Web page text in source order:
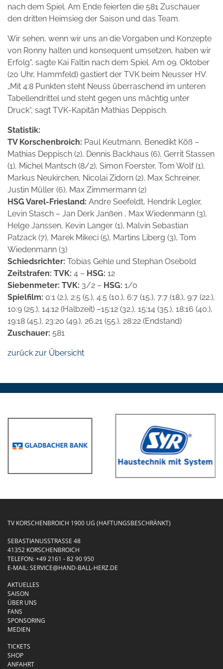
nach dem Spiel. Am Ende feierten die 581 Zuschauer
den dritten Heimsieg der Saison und das Team.
Wir sehen, wenn wir uns an die Vorgaben und Konzepte
von Ronny halten und konsequent umsetzen, haben wir
Erfolg“, sagte Kai Faltin nach dem Spiel. Am 09. Oktober
(20 Uhr, Hammfeld) gastiert der TVK beim Neusser HV.
„Mit 4:8 Punkten steht Neuss überraschend im unteren
Tabellendrittel und steht gegen uns mächtig unter
Druck“, sagt TVK-Kapitän Mathias Deppisch.
Statistik:
TV Korschenbroich: Paul Keutmann, Benedikt Köß –
Mathias Deppisch (2), Dennis Backhaus (6), Gerrit Stassen
(1), Michel Mantsch (8/2), Simon Foerster, Tom Wolf (1),
Markus Neukirchen, Nicolai Zidorn (2), Max Schreiner,
Justin Müller (6), Max Zimmermann (2)
HSG Varel-Friesland: Andre Seefeldt, Hendrik Legler,
Levin Stasch – Jan Derk Janßen , Max Wiedenmann (3),
Helge Janssen, Kevin Langer (1), Malvin Sebastian
Patzack (7), Marek Mikeci (5), Martins Liberg (3), Tom
Wiedenmann (3)
Schiedsrichter: Tobias Gehle und Stephan Osebold
Zeitstrafen: TVK: 4 – HSG: 12
Siebenmeter: TVK: 3/2 – HSG: 1/0
Spielfilm: 0:1 (2.), 2:5 (5.), 4:5 (10.), 6:7 (15.), 7:7 (18.), 9:7 (22.),
10:9 (25.), 14:12 (Halbzeit) –15:12 (32.), 15:14 (35.), 18:16 (40.),
19:18 (45.), 23:20 (49.), 26.21 (55.), 28:22 (Endstand)
Zuschauer: 581
zurück zur Übersicht
TV KORSCHENBROICH 1900 UG (HAFTUNGSBESCHRÄNKT)
SEBASTIANUSSTRASSE 48
41352 KORSCHENBROICH
TELEFON:+49 2161 - 82 90 950
E-MAIL:SERVICE@HAND-BALL-HERZ.DE
AKTUELLES
SAISON
ÜBER UNS
FANS
SPONSORING
MEDIEN
TICKETS
SHOP
ANFAHRT